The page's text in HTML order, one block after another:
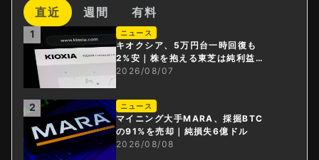
直近 週間 有料
1 ニュース
キオクシア、5万円台一時回復も
2%安｜株を抱える東芝は純利益3
0倍
2026/08/07
2 ニュース
マイニング大手MARA、採掘BTC
の91%を売却｜純損失6億ドル
2026/08/08